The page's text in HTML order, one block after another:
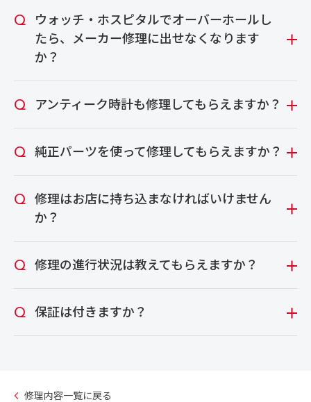
ウォッチ・ホスピタルでオーバーホールし
たら、メーカー修理に出せなくなります
か？
アンティーク時計も修理してもらえますか？
純正パーツを使って修理してもらえますか？
修理はお店に持ち込まなければいけません
か？
修理の進行状況は教えてもらえますか？
保証は付きますか？
修理内容一覧に戻る